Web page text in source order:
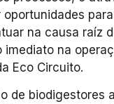
na causa raíz
na
Eco Circuito.
de biodigestores